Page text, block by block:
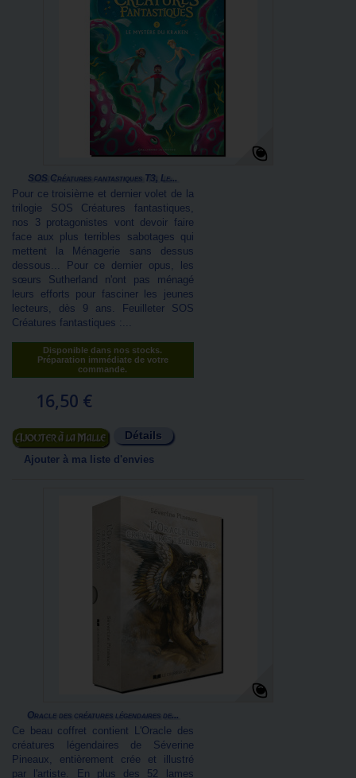
SOS Créatures fantastiques T3, Le...
Pour ce troisième et dernier volet de la
trilogie SOS Créatures fantastiques,
nos 3 protagonistes vont devoir faire
face aux plus terribles sabotages qui
mettent la Ménagerie sans dessus
dessous... Pour ce dernier opus, les
sœurs Sutherland n'ont pas ménagé
leurs efforts pour fasciner les jeunes
lecteurs, dès 9 ans. Feuilleter SOS
Créatures fantastiques :...
Disponible dans nos stocks.
Préparation immédiate de votre
commande.
16,50 €
Ajouter au panier Détails
Ajouter à ma liste d'envies
Oracle des créatures légendaires de...
Ce beau coffret contient L'Oracle des
créatures légendaires de Séverine
Pineaux, entièrement crée et illustré
par l'artiste. En plus des 52 lames